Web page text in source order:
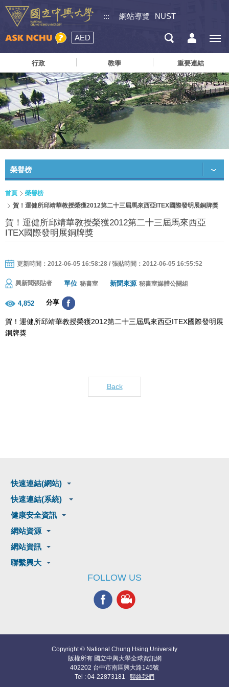
::: 網站導覽 NUST
AED
行政 教學 重要連結
榮譽榜
首頁
榮譽榜
賀！運健所邱靖華教授榮獲2012第二十三屆馬來西亞ITEX國際發明展銅牌獎
賀！運健所邱靖華教授榮獲2012第二十三屆馬來西亞
ITEX國際發明展銅牌獎
更新時間：2012-06-05 16:58:28 / 張貼時間：2012-06-05 16:55:52
興新聞張貼者 單位 秘書室 新聞來源 秘書室媒體公關組
4,852 分享
賀！運健所邱靖華教授榮獲2012第二十三屆馬來西亞ITEX國際發明展
銅牌獎
Back
快速連結(網站)
快速連結(系統)
健康安全資訊
網站資源
網站資訊
聯繫興大
FOLLOW US
Copyright © National Chung Hsing University
版權所有 國立中興大學全球資訊網
402202 台中市南區興大路145號
Tel : 04-22873181 聯絡我們